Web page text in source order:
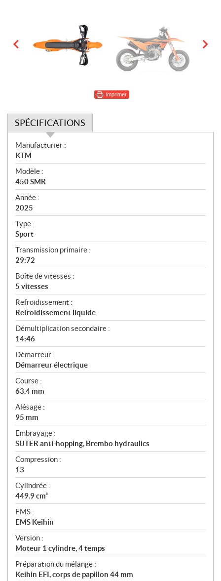
Imprimer
SPÉCIFICATIONS
S
p
é
c
i
f
i
c
a
t
i
o
n
s
Manufacturier :
KTM
Modèle :
450 SMR
Année :
2025
Type :
Sport
Transmission primaire :
29:72
Boîte de vitesses :
5 vitesses
Refroidissement :
Refroidissement liquide
Démultiplication secondaire :
14:46
Démarreur :
Démarreur électrique
Course :
63.4 mm
Alésage :
95 mm
Embrayage :
SUTER anti-hopping, Brembo hydraulics
Compression :
13
Cylindrée :
449.9 cm³
EMS :
EMS Keihin
Version :
Moteur 1 cylindre, 4 temps
Préparation du mélange :
Keihin EFI, corps de papillon 44 mm